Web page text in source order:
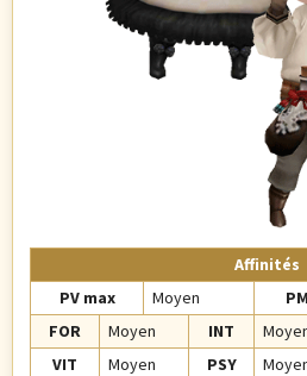
Affinités
PV max
Moyen
FOR
Moyen INT
VIT
Moyen PSY